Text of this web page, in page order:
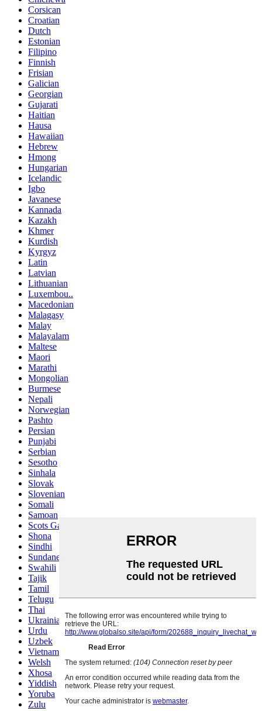
Corsican
Croatian
Dutch
Estonian
Filipino
Finnish
Frisian
Galician
Georgian
Gujarati
Haitian
Hausa
Hawaiian
Hebrew
Hmong
Hungarian
Icelandic
Igbo
Javanese
Kannada
Kazakh
Khmer
Kurdish
Kyrgyz
Latin
Latvian
Lithuanian
Luxembou..
Macedonian
Malagasy
Malay
Malayalam
Maltese
Maori
Marathi
Mongolian
Burmese
Nepali
Norwegian
Pashto
Persian
Punjabi
Serbian
Sesotho
Sinhala
Slovak
Slovenian
Somali
Samoan
Scots Gaelic
Shona
Sindhi
Sundanese
Swahili
Tajik
Tamil
Telugu
Thai
Ukrainian
Urdu
Uzbek
Vietnamese
Welsh
Xhosa
Yiddish
Yoruba
Zulu